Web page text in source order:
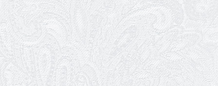
27.02.2026
Ювілей Олександра Жигуліна
19.02.2026
Про гастрольний захід SQUIRT. The
Las Vegas Show
11.02.2026